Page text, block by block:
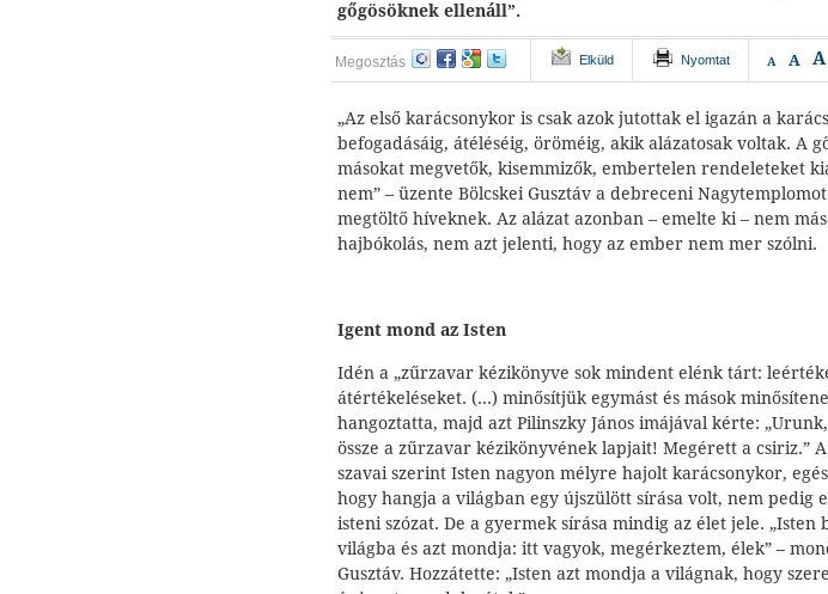
gőgösöknek ellenáll”.
Megosztás Elküld Nyomtat A A A
„Az első karácsonykor is csak azok jutottak el igazán a
befogadásáig, átéléséig, öröméig, akik alázatosak voltak. A
másokat megvetők, kisemmizők, embertelen rendeleteket
nem” – üzente Bölcskei Gusztáv a debreceni
megtöltő híveknek. Az alázat azonban – emelte ki – nem
hajbókolás, nem azt jelenti, hogy az ember nem mer szólni.
Igent mond az Isten
Idén a „zűrzavar kézikönyve sok mindent elénk tárt:
átértékeléseket. (...) minősítjük egymást és mások
hangoztatta, majd azt Pilinszky János imájával kérte:
össze a zűrzavar kézikönyvének lapjait! Megérett a csiriz.”
szavai szerint Isten nagyon mélyre hajolt karácsonykor,
hogy hangja a világban egy újszülött sírása volt, nem pedig
isteni szózat. De a gyermek sírása mindig az élet jele. „Isten
világba és azt mondja: itt vagyok, megérkeztem, élek” –
Gusztáv. Hozzátette: „Isten azt mondja a világnak, hogy